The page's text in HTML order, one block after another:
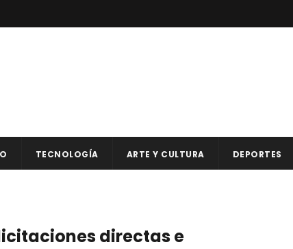
TECNOLOGÍA ARTE Y CULTURA DEPORTES
directas e